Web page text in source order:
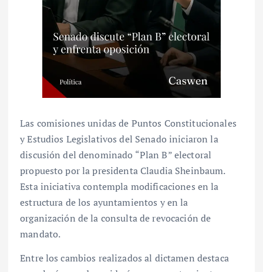
Las comisiones unidas de Puntos Constitucionales
y Estudios Legislativos del Senado iniciaron la
discusión del denominado “Plan B” electoral
propuesto por la presidenta Claudia Sheinbaum.
Esta iniciativa contempla modificaciones en la
estructura de los ayuntamientos y en la
organización de la consulta de revocación de
mandato.
Entre los cambios realizados al dictamen destaca